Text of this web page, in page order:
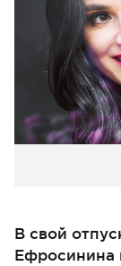
В свой
Ефросинина